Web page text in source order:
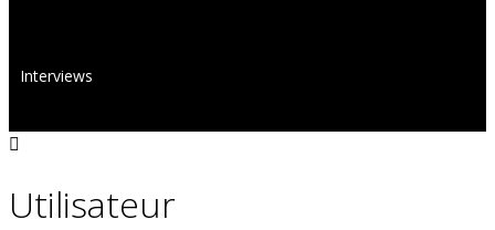
Interviews
Utilisateur